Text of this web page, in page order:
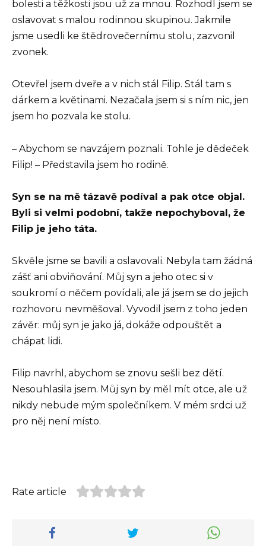
bolesti a těžkosti jsou už za mnou. Rozhodl jsem se
oslavovat s malou rodinnou skupinou. Jakmile
jsme usedli ke štědrovečernímu stolu, zazvonil
zvonek.
Otevřel jsem dveře a v nich stál Filip. Stál tam s
dárkem a květinami. Nezačala jsem si s ním nic, jen
jsem ho pozvala ke stolu.
– Abychom se navzájem poznali. Tohle je dědeček
Filip! – Představila jsem ho rodině.
Syn se na mě tázavě podíval a pak otce objal.
Byli si velmi podobní, takže nepochyboval, že
Filip je jeho táta.
Skvěle jsme se bavili a oslavovali. Nebyla tam žádná
zášť ani obviňování. Můj syn a jeho otec si v
soukromí o něčem povídali, ale já jsem se do jejich
rozhovoru nevměšoval. Vyvodil jsem z toho jeden
závěr: můj syn je jako já, dokáže odpouštět a
chápat lidi.
Filip navrhl, abychom se znovu sešli bez dětí.
Nesouhlasila jsem. Můj syn by měl mít otce, ale už
nikdy nebude mým společníkem. V mém srdci už
pro něj není místo.
Rate article